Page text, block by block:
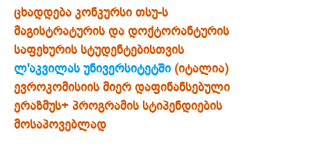
ცხადდება კონკურსი თსუ-ს
მაგისტრატურის და დოქტორანტურის
საფეხურის სტუდენტებისთვის
ლ'აკვილას უნივერსიტეტში (იტალია)
ევროკომისიის მიერ დაფინანსებული
ერაზმუს+ პროგრამის სტიპენდიების
მოსაპოვებლად